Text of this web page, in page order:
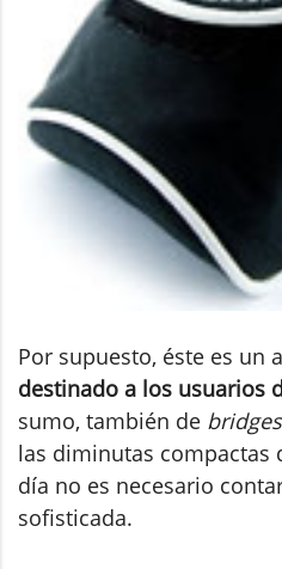
Por supuesto, éste es un
destinado a los usuarios
sumo, también de bridges
las diminutas compactas
día no es necesario
sofisticada.